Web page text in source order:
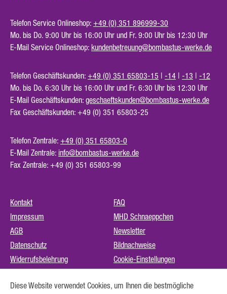
Telefon Service Onlineshop: +49 (0) 351 896999-30
Mo. bis Do. 9:00 Uhr bis 16:00 Uhr und Fr. 9:00 Uhr bis 12:30 Uhr
E-Mail Service Onlineshop: kundenbetreuung@bombastus-werke.de
Telefon Geschäftskunden: +49 (0) 351 65803-15 | -14 | -13 | -12
Mo. bis Do. 6:30 Uhr bis 16:00 Uhr und Fr. 6:30 Uhr bis 12:30 Uhr
E-Mail Geschäftskunden: geschaeftskunden@bombastus-werke.de
Fax Geschäftskunden: +49 (0) 351 65803-25
Telefon Zentrale: +49 (0) 351 65803-0
E-Mail Zentrale: info@bombastus-werke.de
Fax Zentrale: +49 (0) 351 65803-99
Kontakt
Impressum
AGB
Datenschutz
Widerrufsbelehrung
FAQ
MHD Schnaeppchen
Newsletter
Bildnachweise
Cookie-Einstellungen
Barrierefreiheit
Diese Website verwendet Cookies, um Ihnen die bestmögliche